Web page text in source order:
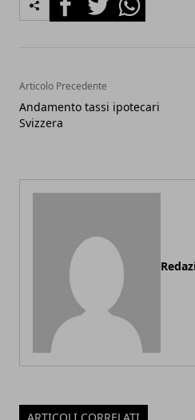
Articolo Precedente
Andamento tassi ipotecari
Svizzera